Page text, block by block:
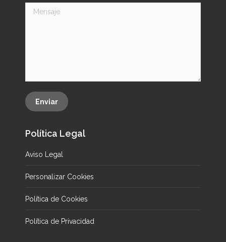
Mensaje
Enviar
Política Legal
Aviso Legal
Personalizar Cookies
Política de Cookies
Política de Privacidad